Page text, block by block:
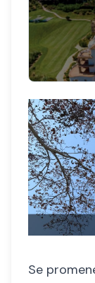
Se